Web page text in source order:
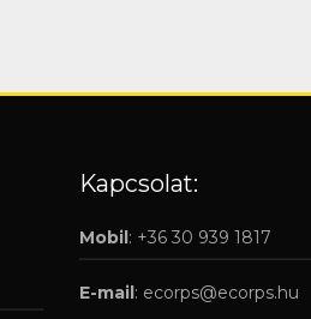
Kapcsolat:
Mobil: +36 30 939 1817
E-mail: ecorps@ecorps.hu